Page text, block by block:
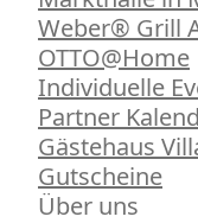
Weber® Grill
OTTO@Home
Individuelle
Partner
Gästehaus
Gutscheine
Über uns